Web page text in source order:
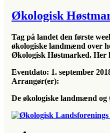
Økologisk
Tag på landet den første
økologiske landmænd over
Økologisk Høstmarked. Her
Eventdato: 1. september
Arrangør(er):
De økologiske landmænd